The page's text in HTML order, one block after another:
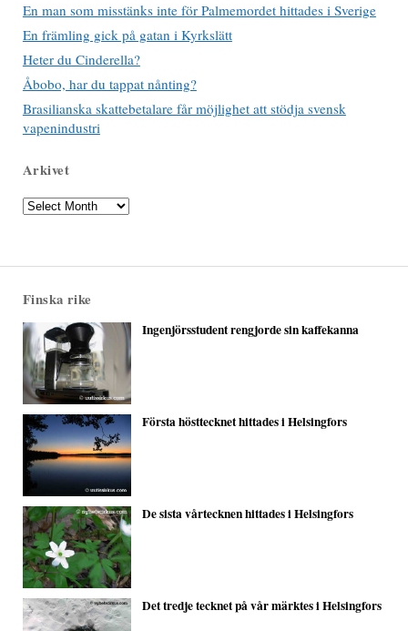
En man som misstänks inte för Palmemordet hittades i Sverige
En främling gick på gatan i Kyrkslätt
Heter du Cinderella?
Åbobo, har du tappat nånting?
Brasilianska skattebetalare får möjlighet att stödja svensk
vapenindustri
Arkivet
Arkivet
Finska rike
Ingenjörsstudent rengjorde sin kaffekanna
Första hösttecknet hittades i Helsingfors
De sista vårtecknen hittades i Helsingfors
Det tredje tecknet på vår märktes i Helsingfors